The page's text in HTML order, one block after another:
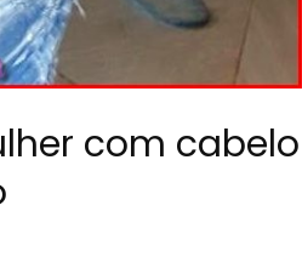
com cabelo